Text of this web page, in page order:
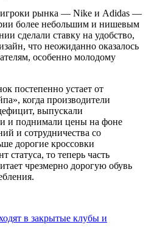
рынка — Nike и Adidas —
более небольшим и нишевым
сделали ставку на удобство,
что неожиданно оказалось
особенно молодому
постепенно устает от
когда производители
выпускали
и поднимали цены на фоне
и сотрудничества со
дорогие кроссовки
статуса, то теперь часть
чрезмерно дорогую обувь
в закрытые клубы и